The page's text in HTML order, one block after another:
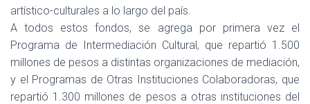
artístico-culturales a lo largo del país.
A todos estos fondos, se agrega por primera vez el
Programa de Intermediación Cultural, que repartió 1.500
millones de pesos a distintas organizaciones de mediación,
y el Programas de Otras Instituciones Colaboradoras, que
repartió 1.300 millones de pesos a otras instituciones del